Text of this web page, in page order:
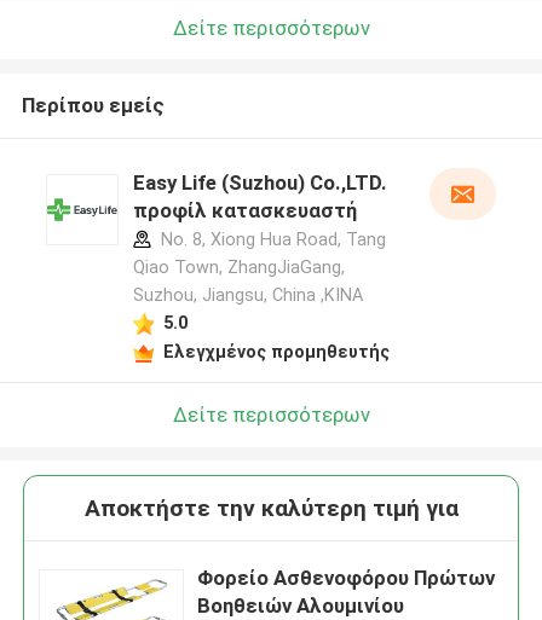
Δείτε περισσότερων
Περίπου εμείς
Easy Life (Suzhou) Co.,LTD.
προφίλ κατασκευαστή
No. 8, Xiong Hua Road, Tang
Qiao Town, ZhangJiaGang,
Suzhou, Jiangsu, China ,ΚΙΝΑ
5.0
Ελεγχμένος προμηθευτής
Δείτε περισσότερων
Αποκτήστε την καλύτερη τιμή για
Φορείο Ασθενοφόρου Πρώτων
Βοηθειών Αλουμινίου